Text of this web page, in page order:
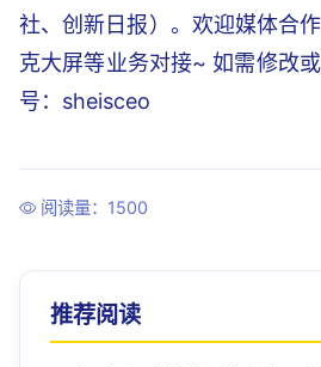
社、创新日报）。欢迎媒体合
克大屏等业务对接~ 如需修改
号：sheisceo
阅读量：1500
推荐阅读